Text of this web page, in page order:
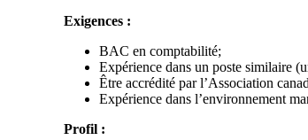
Exigences :
BAC en comptabilité;
Expérience dans un poste similaire
Être accrédité par l’Association
Expérience dans l’environnement
Profil :